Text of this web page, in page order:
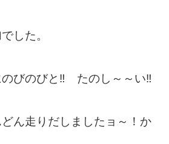
した。
のびのびと‼ たのし～～い‼
ん走りだしましたョ～！か